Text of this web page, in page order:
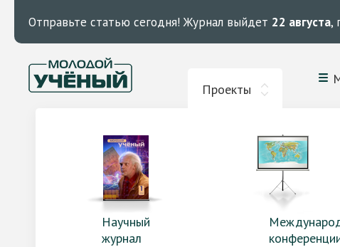
Отправьте статью сегодня! Журнал выйдет 22 августа,
Проекты
Научный
журнал